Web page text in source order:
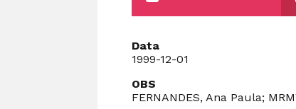
Data
1999-12-01
OBS
FERNANDES, Ana Paula;